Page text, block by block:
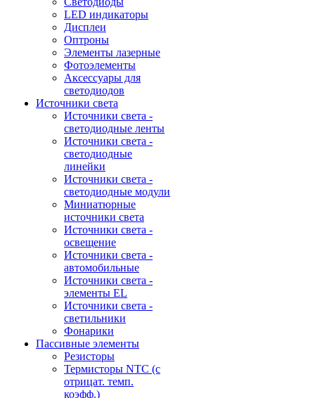
LED индикаторы
Дисплеи
Оптроны
Элементы лазерные
Фотоэлементы
Аксессуары для
светодиодов
Источники света
Источники света -
светодиодные ленты
Источники света -
светодиодные
линейки
Источники света -
светодиодные модули
Миниатюрные
источники света
Источники света -
освещение
Источники света -
автомобильные
Источники света -
элементы EL
Источники света -
светильники
Фонарики
Пассивные элементы
Резисторы
Термисторы NTC (с
отрицат. темп.
коэфф.)